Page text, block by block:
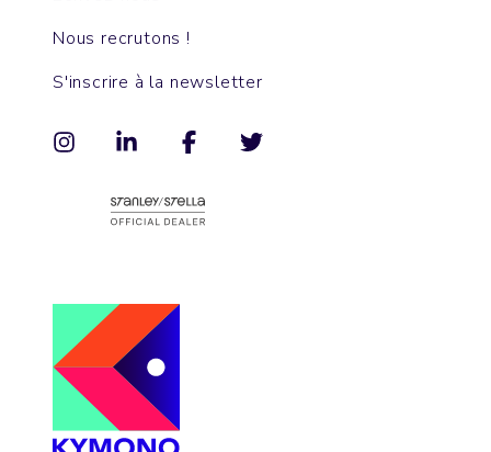
Nous recrutons !
S'inscrire à la newsletter